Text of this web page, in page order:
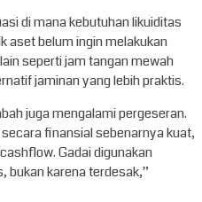
di mana kebutuhan likuiditas
aset belum ingin melakukan
seperti jam tangan mewah
jaminan yang lebih praktis.
juga mengalami pergeseran.
finansial sebenarnya kuat,
Gadai digunakan
bukan karena terdesak,”